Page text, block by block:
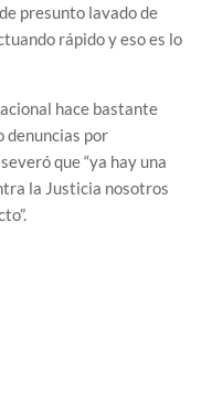
presunto lavado de
rápido y eso es lo
hace bastante
denuncias por
que “ya hay una
la Justicia nosotros